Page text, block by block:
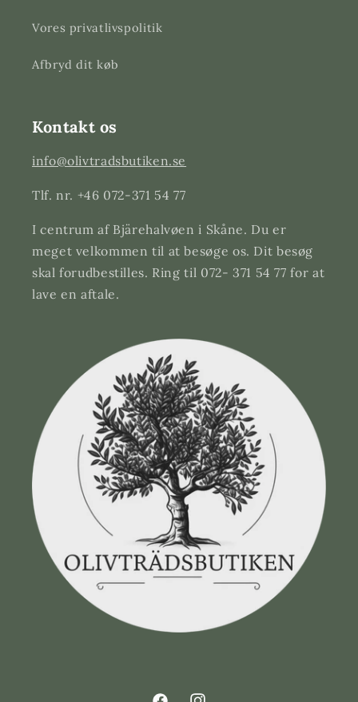
Vores privatlivspolitik
Afbryd dit køb
Kontakt os
info@olivtradsbutiken.se
Tlf. nr. +46 072-371 54 77
I centrum af Bjärehalvøen i Skåne. Du er
meget velkommen til at besøge os. Dit besøg
skal forudbestilles. Ring til 072- 371 54 77 for at
lave en aftale.